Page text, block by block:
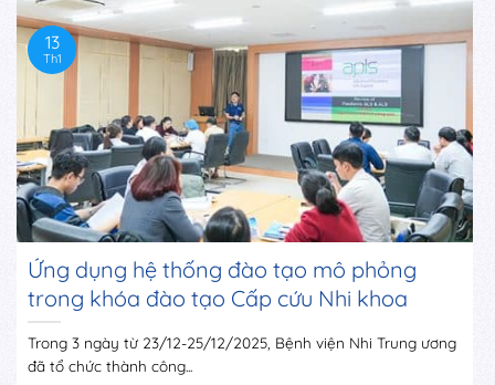
Ứng dụng hệ thống đào tạo mô phỏng
trong khóa đào tạo Cấp cứu Nhi khoa
Trong 3 ngày từ 23/12-25/12/2025, Bệnh viện Nhi Trung ương
đã tổ chức thành công...
13
Th1